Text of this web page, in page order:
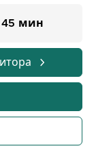
конкретные
вы сразу
для
обновить
школе.
45 мин